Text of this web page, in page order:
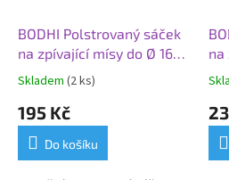
BODHI Polstrovaný sáček
na zpívající mísy do Ø 16
cm, rozměr 30 x 30 cm
Skladem (2 ks)
195 Kč
Do košíku
na